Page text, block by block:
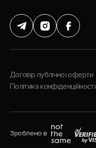
Договір публічної оферти
Політика конфіденційності
Зроблено в